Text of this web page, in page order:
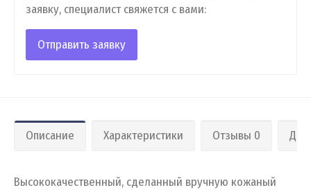
заявку, специалист свяжется с вами:
Отправить заявку
Описание Характеристики Отзывы 0
Высококачественный, сделанный вручную кожаный